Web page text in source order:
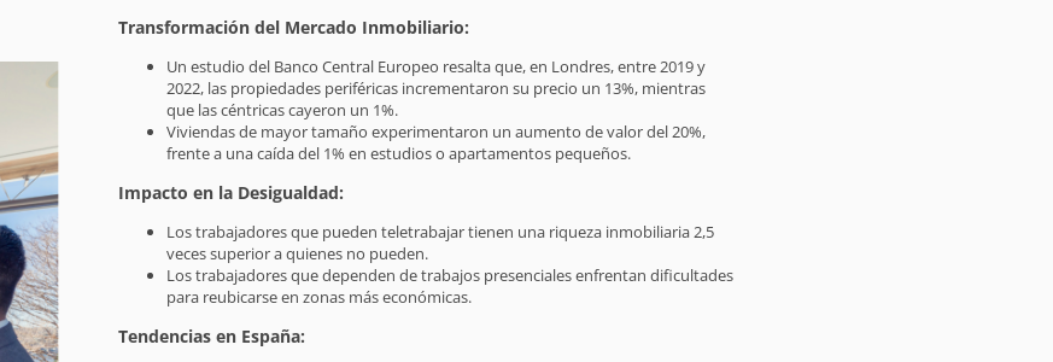
Transformación del Mercado Inmobiliario:
Un estudio del Banco Central Europeo resalta que, en Londres, entre 2019 y
2022, las propiedades periféricas incrementaron su precio un 13%, mientras
que las céntricas cayeron un 1%.
Viviendas de mayor tamaño experimentaron un aumento de valor del 20%,
frente a una caída del 1% en estudios o apartamentos pequeños.
Impacto en la Desigualdad:
Los trabajadores que pueden teletrabajar tienen una riqueza inmobiliaria 2,5
veces superior a quienes no pueden.
Los trabajadores que dependen de trabajos presenciales enfrentan dificultades
para reubicarse en zonas más económicas.
Tendencias en España: